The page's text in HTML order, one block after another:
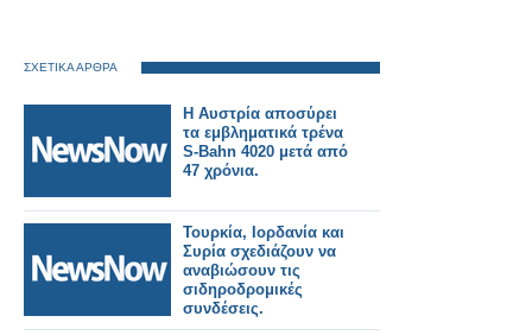
ΣΧΕΤΙΚΑ ΑΡΘΡΑ
Η Αυστρία αποσύρει
τα εμβληματικά τρένα
S-Bahn 4020 μετά από
47 χρόνια.
Τουρκία, Ιορδανία και
Συρία σχεδιάζουν να
αναβιώσουν τις
σιδηροδρομικές
συνδέσεις.